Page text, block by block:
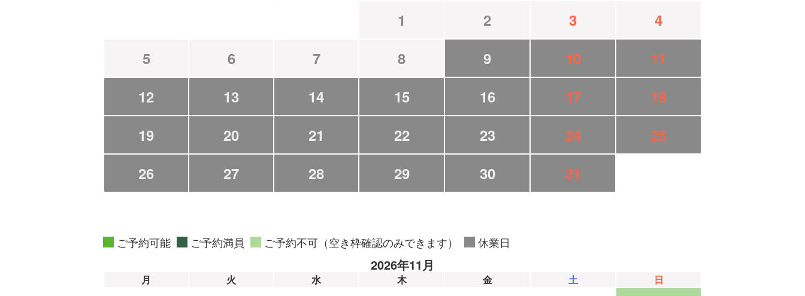
1 2 3
4
5
6 7 8 9 10
11
12
13 14 15 16 17
18
19
20 21 22 23 24
25
26
27 28 29 30 31
ご予約可能 ご予約満員 ご予約不可（空き枠確認のみできます） 休業日
2026年11月
月 火 水 木 金 土 日